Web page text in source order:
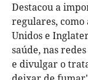
Destacou a
regulares, como
Unidos e
saúde, nas
e divulgar o